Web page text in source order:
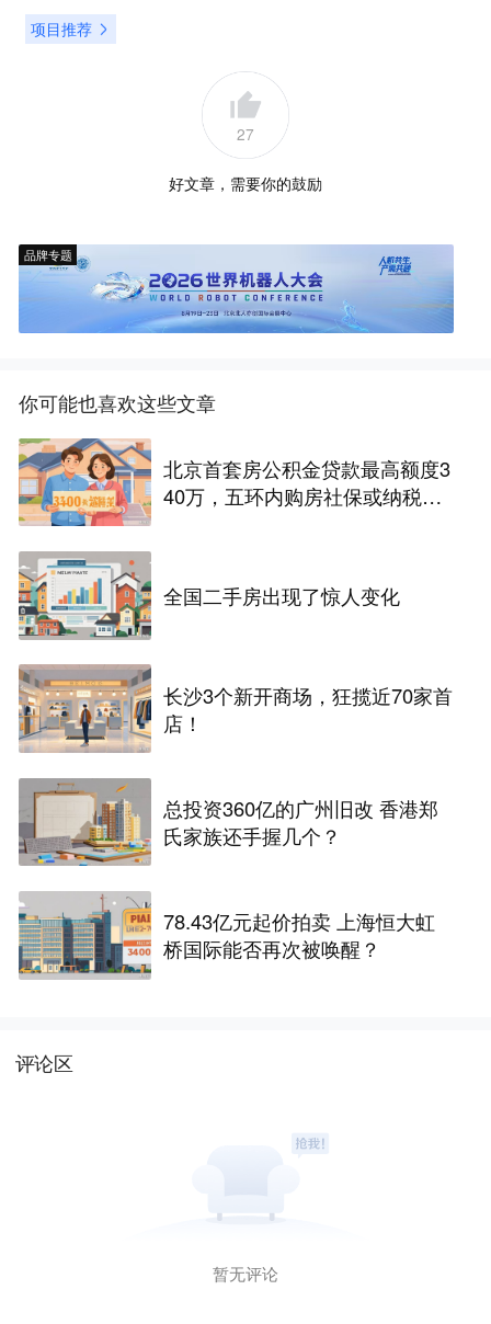
项目推荐
27
好文章，需要你的鼓励
品牌专题
你可能也喜欢这些文章
北京首套房公积金贷款最高额度3
40万，五环内购房社保或纳税满
全国二手房出现了惊人变化
长沙3个新开商场，狂揽近70家首
店！
总投资360亿的广州旧改 香港郑
氏家族还手握几个？
78.43亿元起价拍卖 上海恒大虹
桥国际能否再次被唤醒？
评论区
暂无评论